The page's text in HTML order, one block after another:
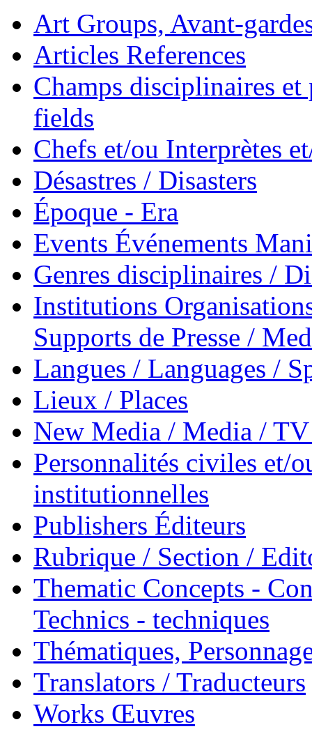
Art Groups, Avant-
Articles References
Champs disciplinaires
fields
Chefs et/ou Interprètes
Désastres / Disasters
Époque - Era
Events Événements
Genres disciplinaires /
Institutions
Supports de Presse /
Langues / Languages /
Lieux / Places
New Media / Media /
Personnalités civiles et/
institutionnelles
Publishers Éditeurs
Rubrique / Section /
Thematic Concepts -
Technics - techniques
Thématiques,
Translators / Traducteurs
Works Œuvres